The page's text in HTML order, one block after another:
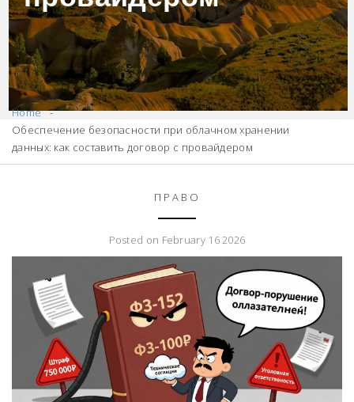
Home
Обеспечение безопасности при облачном хранении
данных: как составить договор с провайдером
ПРАВО
Posted on February 16 2026